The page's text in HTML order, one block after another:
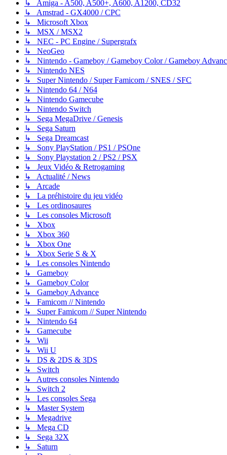
↳ Amiga - A500, A500+, A600, A1200, CD32
↳ Amstrad - GX4000 / CPC
↳ Microsoft Xbox
↳ MSX / MSX2
↳ NEC - PC Engine / Supergrafx
↳ NeoGeo
↳ Nintendo - Gameboy / Gameboy Color / Gameboy
↳ Nintendo NES
↳ Super Nintendo / Super Famicom / SNES / SFC
↳ Nintendo 64 / N64
↳ Nintendo Gamecube
↳ Nintendo Switch
↳ Sega MegaDrive / Genesis
↳ Sega Saturn
↳ Sega Dreamcast
↳ Sony PlayStation / PS1 / PSOne
↳ Sony Playstation 2 / PS2 / PSX
↳ Jeux Vidéo & Retrogaming
↳ Actualité / News
↳ Arcade
↳ La préhistoire du jeu vidéo
↳ Les ordinosaures
↳ Les consoles Microsoft
↳ Xbox
↳ Xbox 360
↳ Xbox One
↳ Xbox Serie S & X
↳ Les consoles Nintendo
↳ Gameboy
↳ Gameboy Color
↳ Gameboy Advance
↳ Famicom // Nintendo
↳ Super Famicom // Super Nintendo
↳ Nintendo 64
↳ Gamecube
↳ Wii
↳ Wii U
↳ DS & 2DS & 3DS
↳ Switch
↳ Autres consoles Nintendo
↳ Switch 2
↳ Les consoles Sega
↳ Master System
↳ Megadrive
↳ Mega CD
↳ Sega 32X
↳ Saturn